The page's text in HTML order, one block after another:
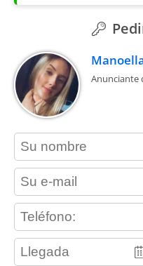
Anunciante
contact_name
contact_email
contact_phone